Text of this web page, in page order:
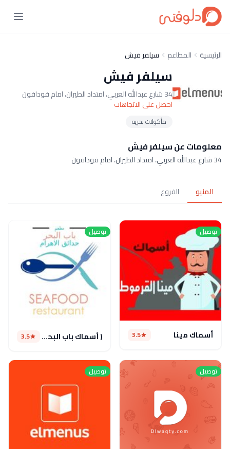
الرئيسية المطاعم سيلفر فيش
سيلفر فيش
34 شارع عبدالله العربي، امتداد الطيران، امام فودافون
احصل على الاتجاهات
مأكولات بحريه
معلومات عن سيلفر فيش
34 شارع عبدالله العربي، امتداد الطيران، امام فودافون
المنيو الفروع
توصيل
أسماك مينا 3.5
توصيل
( أسماك باب البحر ( مغلق مؤقتا 3.5
توصيل توصيل